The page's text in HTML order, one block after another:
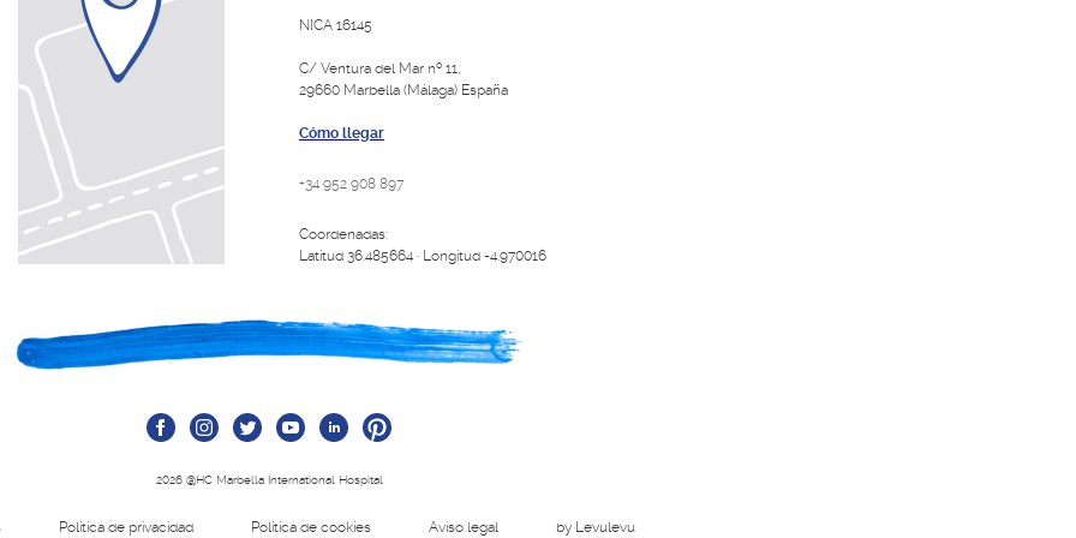
NICA 16145
C/ Ventura del Mar nº 11,
29660 Marbella (Málaga) España
Cómo llegar
+34 952 908 897
Coordenadas:
Latitud 36.485664 · Longitud -4.970016
2026 @HC Marbella International Hospital
Política de privacidad Política de cookies Aviso legal by Levulevu